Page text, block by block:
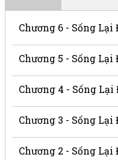
Chương 6 - Sống Lại
Chương 5 - Sống Lại
Chương 4 - Sống Lại
Chương 3 - Sống Lại
Chương 2 - Sống Lại